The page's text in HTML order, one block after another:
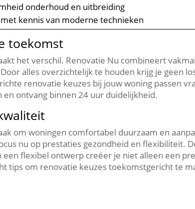
onderhoud en uitbreiding
kennis van moderne technieken
toekomst
het verschil.​ Renovatie Nu combineert
alles overzichtelijk te houden krijg je geen
renovatie keuzes bij jouw woning passen
en ontvang binnen 24 uur duidelijkheid.​
om woningen comfortabel duurzaam en
nu op prestaties gezondheid en flexibiliteit.​
flexibel ontwerp creëer je niet alleen een
tips om renovatie keuzes toekomstgericht te